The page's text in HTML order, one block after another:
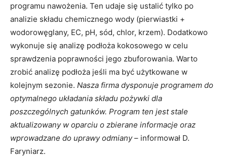
programu nawożenia. Ten udaje się ustalić tylko po
analizie składu chemicznego wody (pierwiastki +
wodorowęglany, EC, pH, sód, chlor, krzem). Dodatkowo
wykonuje się analizę podłoża kokosowego w celu
sprawdzenia poprawności jego zbuforowania. Warto
zrobić analizę podłoża jeśli ma być użytkowane w
kolejnym sezonie. Nasza firma dysponuje programem do
optymalnego układania składu pożywki dla
poszczególnych gatunków. Program ten jest stale
aktualizowany w oparciu o zbierane informacje oraz
wprowadzane do uprawy odmiany– informował D.
Faryniarz.